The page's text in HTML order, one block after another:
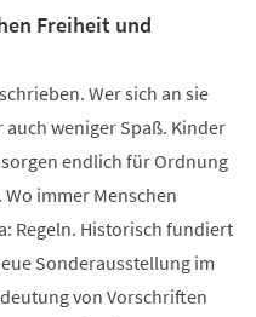
Freiheit und
Wer sich an sie
weniger Spaß. Kinder
endlich für Ordnung
immer Menschen
Regeln. Historisch fundiert
Sonderausstellung im
von Vorschriften